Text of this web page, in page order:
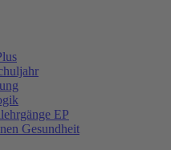
EP
Gesundheit